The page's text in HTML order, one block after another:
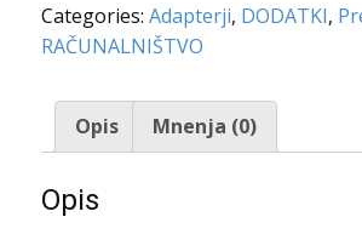
HB30
quantity
Categories:Adapterji, DODATKI,
RAČUNALNIŠTVO
Opis Mnenja (0)
Opis